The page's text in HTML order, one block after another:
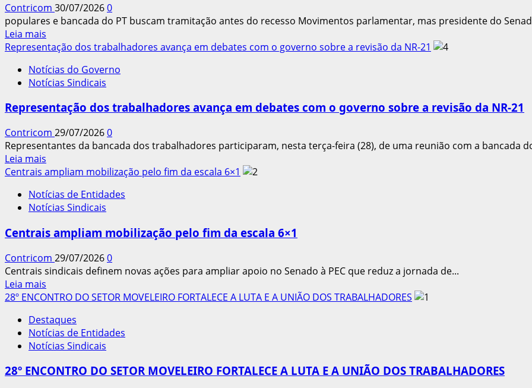
disposto
a
procurar
ministros
do
STF
para
alertar
sobre
a
pejotização
Contricom 30/07/20260
populares e bancada do PT buscam tramitação antes do recesso Movimentos parlamentar, mas presidente do
Leia mais
mais
Sob
pressão
e
governo,
Alcolumbre
mira
votação
da
PEC
da
6×1
só
depois
das
Representação dos trabalhadores avança em debates com o governo sobre a revisão da NR-21
Notícias do Governo
Notícias Sindicais
Representação dos trabalhadores avança em debates com o governo sobre a revisão da NR-21
Contricom 29/07/20260
Representantes da bancada dos trabalhadores participaram, nesta terça-feira (28), de uma reunião com a bancada
Leia mais
mais
Representação
dos
avança
debates
com
o
governo
sobre
a
revisão
da
NR-
21
Centrais ampliam mobilização pelo fim da escala 6×1
Notícias de Entidades
Notícias Sindicais
Centrais ampliam mobilização pelo fim da escala 6×1
Contricom 29/07/20260
Centrais sindicais definem novas ações para ampliar apoio no Senado à PEC que reduz a jornada de...
Leia mais
mais
Centrais
ampliam
mobilização
fim
28º ENCONTRO DO SETOR MOVELEIRO FORTALECE A LUTA E A UNIÃO DOS TRABALHADORES
Destaques
Notícias de Entidades
Notícias Sindicais
28º ENCONTRO DO SETOR MOVELEIRO FORTALECE A LUTA E A UNIÃO DOS TRABALHADORES